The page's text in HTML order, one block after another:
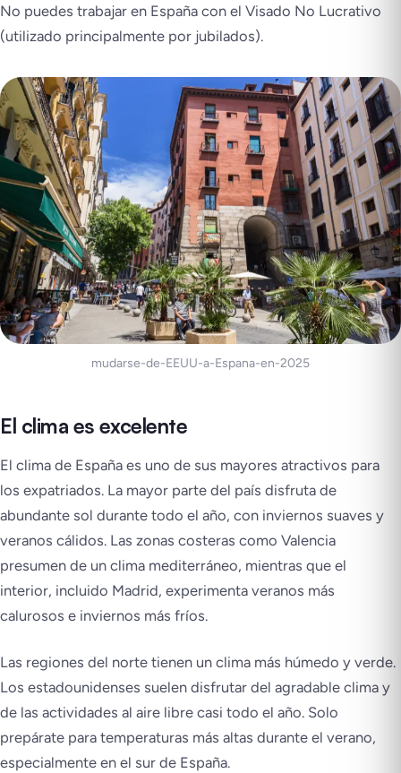
No puedes trabajar en España con el Visado No Lucrativo
(utilizado principalmente por jubilados).
mudarse-de-EEUU-a-Espana-en-2025
El clima es excelente
El clima de España es uno de sus mayores atractivos para
los expatriados. La mayor parte del país disfruta de
abundante sol durante todo el año, con inviernos suaves y
veranos cálidos. Las zonas costeras como Valencia
presumen de un clima mediterráneo, mientras que el
interior, incluido Madrid, experimenta veranos más
calurosos e inviernos más fríos.
Las regiones del norte tienen un clima más húmedo y verde.
Los estadounidenses suelen disfrutar del agradable clima y
de las actividades al aire libre casi todo el año. Solo
prepárate para temperaturas más altas durante el verano,
especialmente en el sur de España.